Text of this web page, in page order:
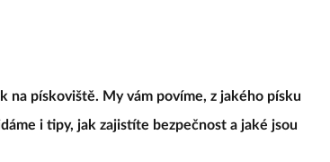
na pískoviště. My vám povíme, z jakého písku
i tipy, jak zajistíte bezpečnost a jaké jsou